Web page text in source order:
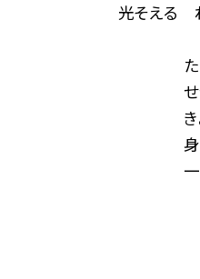
光そえる わが
たから
せせらぎ流
きよき
身にしめて
一筋に 修